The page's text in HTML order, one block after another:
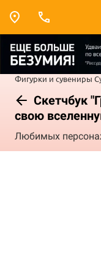
Фигурки и сувениры
Скетчбук
свою
Любимых